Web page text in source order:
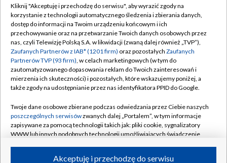
TVP
Abonament TVP
Emisja w TVP
Centrum informacji TVP
Naziemna Telewizja Cyfrowa
Rada Programowa
System NOS
Informacje o nadawcy
Regulamin TVP
Polityka prywatności
Moje zgody
Pomoc
Kontakt
Kanały
Kliknij "Akceptuję i przechodzę do serwisu", aby wyrazić zgody na
korzystanie z technologii automatycznego śledzenia i zbierania danych,
dostęp do informacji na Twoim urządzeniu końcowym i ich
przechowywanie oraz na przetwarzanie Twoich danych osobowych przez
nas, czyli Telewizję Polską S.A. w likwidacji (zwaną dalej również „TVP”),
Zaufanych Partnerów z IAB* (1201 firm) oraz pozostałych Zaufanych
Partnerów TVP (93 firm), w celach marketingowych (w tym do
zautomatyzowanego dopasowania reklam do Twoich zainteresowań i
mierzenia ich skuteczności) i pozostałych, które wskazujemy poniżej, a
także zgody na udostępnianie przez nas identyfikatora PPID do Google.
Twoje dane osobowe zbierane podczas odwiedzania przez Ciebie naszych
poszczególnych serwisówzwanych dalej „Portalem”, w tym informacje
zapisywane za pomocą technologii takich jak: pliki cookie, sygnalizatory
WWW lub innych podobnych technologii umożliwiających świadczenie
ruchu w Internecie.Akceptuję i przechodzę do serwisu